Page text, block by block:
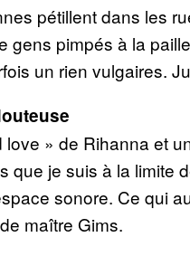
pétillent dans les
gens pimpés à la
un rien vulgaires.
love » de Rihanna et
que je suis à la
sonore. Ce qui
maître Gims.